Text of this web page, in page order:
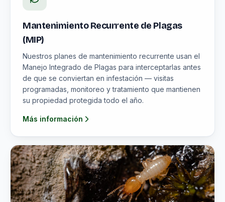
Mantenimiento Recurrente de Plagas
(MIP)
Nuestros planes de mantenimiento recurrente usan el
Manejo Integrado de Plagas para interceptarlas antes
de que se conviertan en infestación — visitas
programadas, monitoreo y tratamiento que mantienen
su propiedad protegida todo el año.
Más información